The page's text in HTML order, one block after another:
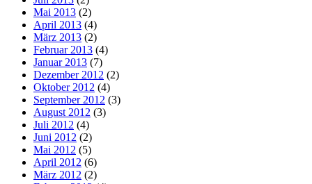
Mai 2013 (2)
April 2013 (4)
März 2013 (2)
Februar 2013 (4)
Januar 2013 (7)
Dezember 2012 (2)
Oktober 2012 (4)
September 2012 (3)
August 2012 (3)
Juli 2012 (4)
Juni 2012 (2)
Mai 2012 (5)
April 2012 (6)
März 2012 (2)